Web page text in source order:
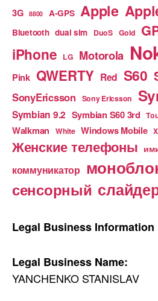
3G 8800 A-GPS Apple
Bluetooth dual sim DuoS Gold
iPhone LG Motorola
Pink QWERTY Red S60
SonyEricsson Sony Ericsson
Symbian 9.2 Symbian S60 3rd
Walkman White Windows Mobile
Женские телефоны
коммуникатор
сенсорный
Legal Business Information
Legal Business Name:
YANCHENKO STANISLAV